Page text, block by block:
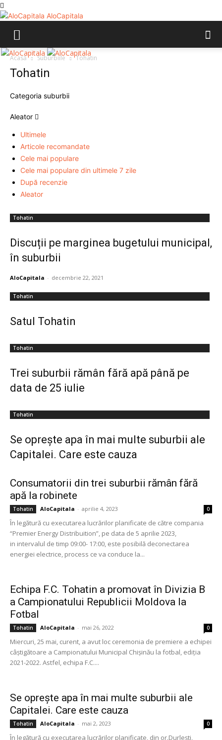
AloCapitala
Acasă Suburbiile Tohatin
Tohatin
Categoria suburbii
Aleator
Ultimele
Articole recomandate
Cele mai populare
Cele mai populare din ultimele 7 zile
După recenzie
Aleator
Tohatin
Discuții pe marginea bugetului municipal,
în suburbii
AloCapitala - decembrie 22, 2021
Tohatin
Satul Tohatin
Tohatin
Trei suburbii rămân fără apă până pe
data de 25 iulie
Tohatin
Se oprește apa în mai multe suburbii ale
Capitalei. Care este cauza
Consumatorii din trei suburbii rămân fără
apă la robinete
Tohatin AloCapitala - aprilie 4, 2023 0
În legătură cu executarea lucrărilor planificate de către compania
“Premier Energy Distribuition”, pe data de 5 aprilie 2023,
in intervalul de timp 09:00- 17:00, este posibilă deconectarea
energiei electrice, process ce va conduce la...
Echipa F.C. Tohatin a promovat în Divizia B
a Campionatului Republicii Moldova la
Fotbal
Tohatin AloCapitala - mai 26, 2022 0
Miercuri, 25 mai, curent, a avut loc ceremonia de premiere a echipei
câștigătoare a Campionatului Municipal Chișinău la fotbal, ediția
2021-2022. Astfel, echipa F.C....
Se oprește apa în mai multe suburbii ale
Capitalei. Care este cauza
Tohatin AloCapitala - mai 2, 2023 0
În legătură cu executarea lucrărilor planificate, din or.Durleşti,